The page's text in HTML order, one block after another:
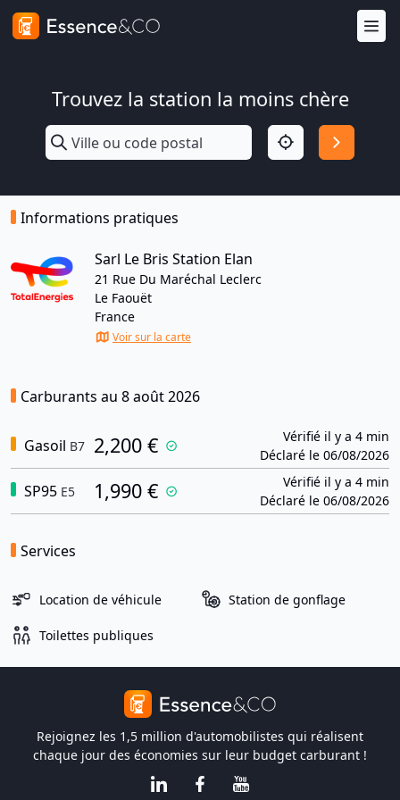
Trouvez la station la moins chère
Informations pratiques
Sarl Le Bris Station Elan
21 Rue Du Maréchal Leclerc
Le Faouët
France
Voir sur la carte
Carburants au 8 août 2026
Gasoil B7 2,200 €
Vérifié il y a 4 min
Déclaré le 06/08/2026
SP95 E5 1,990 €
Vérifié il y a 4 min
Déclaré le 06/08/2026
Services
Location de véhicule Station de gonflage
Toilettes publiques
Rejoignez les 1,5 million d'automobilistes qui réalisent
chaque jour des économies sur leur budget carburant !